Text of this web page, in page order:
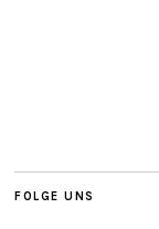
FOLGE UNS